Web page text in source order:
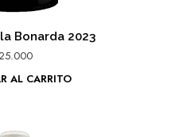
Bonarda 2023
AL CARRITO